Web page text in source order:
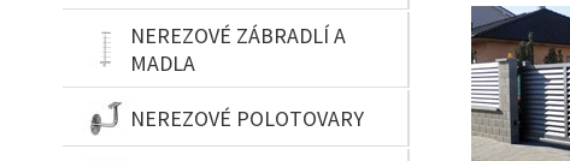
NEREZOVÉ ZÁBRADLÍ A
MADLA
NEREZOVÉ POLOTOVARY